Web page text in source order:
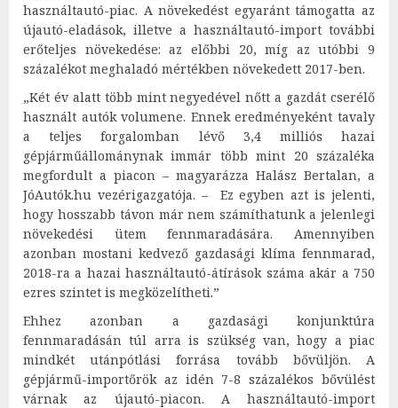
használtautó-piac. A növekedést egyaránt támogatta az
újautó-eladások, illetve a használtautó-import további
erőteljes növekedése: az előbbi 20, míg az utóbbi 9
százalékot meghaladó mértékben növekedett 2017-ben.
„Két év alatt több mint negyedével nőtt a gazdát cserélő
használt autók volumene. Ennek eredményeként tavaly
a teljes forgalomban lévő 3,4 milliós hazai
gépjárműállománynak immár több mint 20 százaléka
megfordult a piacon – magyarázza Halász Bertalan, a
JóAutók.hu vezérigazgatója. – Ez egyben azt is jelenti,
hogy hosszabb távon már nem számíthatunk a jelenlegi
növekedési ütem fennmaradására. Amennyiben
azonban mostani kedvező gazdasági klíma fennmarad,
2018-ra a hazai használtautó-átírások száma akár a 750
ezres szintet is megközelítheti.”
Ehhez azonban a gazdasági konjunktúra
fennmaradásán túl arra is szükség van, hogy a piac
mindkét utánpótlási forrása tovább bővüljön. A
gépjármű-importőrök az idén 7-8 százalékos bővülést
várnak az újautó-piacon. A használtautó-import